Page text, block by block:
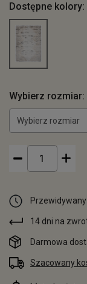
Dostępne kolory:
Wybierz rozmiar:
Wybierz rozmiar
14 dni na
Darmowa
Szacowany